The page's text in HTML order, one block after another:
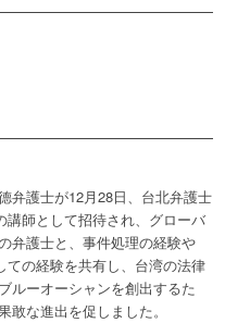
弁護士が12月28日、台北弁護士
師として招待され、グローバ
弁護士と、事件処理の経験や
ての経験を共有し、台湾の法律
ルーオーシャンを創出するた
な進出を促しました。